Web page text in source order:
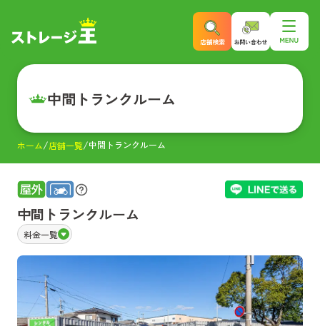
中間トランクルーム
ホーム 店舗一覧 中間トランクルーム
中間トランクルーム
料金一覧